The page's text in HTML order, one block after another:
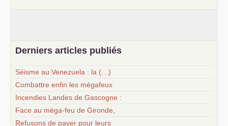
Derniers articles publiés
Séisme au Venezuela : la (…)
Combattre enfin les mégafeux
Incendies Landes de Gascogne :
Face au méga-feu de Gironde,
Refusons de payer pour leurs